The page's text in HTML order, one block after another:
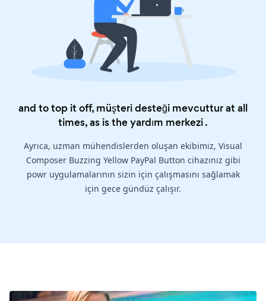
and to top it off, müşteri desteği mevcuttur at all
times, as is theyardım merkezi.
Ayrıca, uzman mühendislerden oluşan ekibimiz, Visual
Composer Buzzing Yellow PayPal Button cihazınız gibi
powr uygulamalarının sizin için çalışmasını sağlamak
için gece gündüz çalışır.